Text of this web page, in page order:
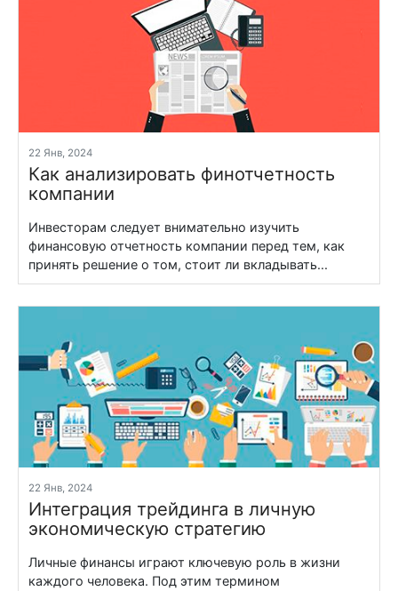
22 Янв, 2024
Как анализировать финотчетность
компании
Инвесторам следует внимательно изучить
финансовую отчетность компании перед тем, как
принять решение о том, стоит ли вкладывать...
22 Янв, 2024
Интеграция трейдинга в личную
экономическую стратегию
Личные финансы играют ключевую роль в жизни
каждого человека. Под этим термином